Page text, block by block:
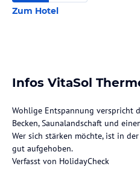
Zum Hotel
Infos VitaSol
Wohlige Entspannung verspricht
Becken, Saunalandschaft und
Wer sich stärken möchte, ist in
gut aufgehoben.
Verfasst von HolidayCheck